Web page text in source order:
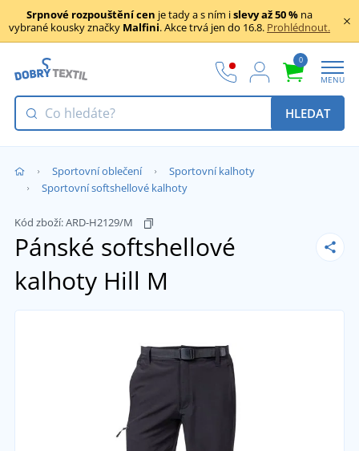
Srpnové rozpouštění cen je tady a s ním islevy až 50 % na
vybrané kousky značky Malfini. Akce trvá jen do 16.8. Prohlédnout.
0
MENU
HLEDAT
Sportovní oblečení
Sportovní kalhoty
Sportovní softshellové kalhoty
Kód zboží:ARD-H2129/M
Pánské softshellové
kalhoty Hill M